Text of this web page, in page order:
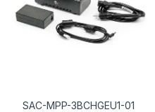
SAC-MPP-3BCHGEU1-01